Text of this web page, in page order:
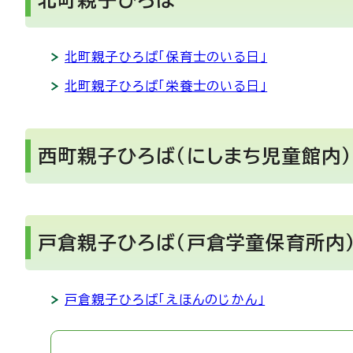
北町親子ひろば「保育士のいる日」
北町親子ひろば「栄養士のいる日」
西町親子ひろば（にしまち児童館内）
戸倉親子ひろば（戸倉学童保育所内
戸倉親子ひろば「えほんのじかん」